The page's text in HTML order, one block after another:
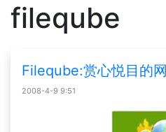
fileqube
Fileqube:赏心悦目的
2008-4-9 9:51